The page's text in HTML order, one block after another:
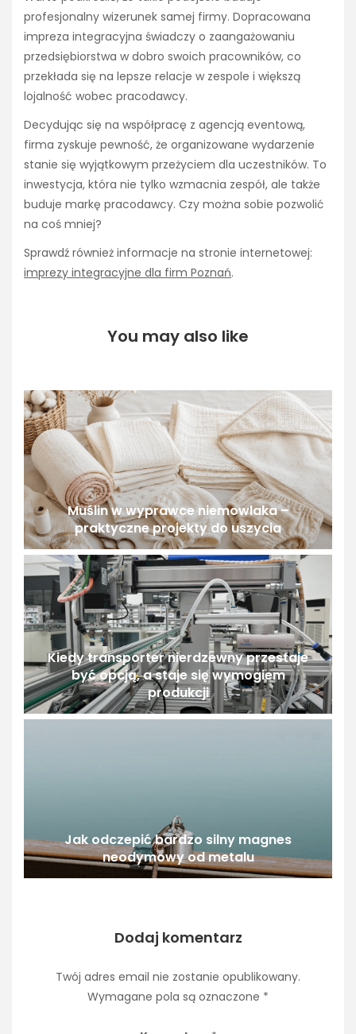
profesjonalny wizerunek samej firmy. Dopracowana
impreza integracyjna świadczy o zaangażowaniu
przedsiębiorstwa w dobro swoich pracowników, co
przekłada się na lepsze relacje w zespole i większą
lojalność wobec pracodawcy.
Decydując się na współpracę z agencją eventową,
firma zyskuje pewność, że organizowane wydarzenie
stanie się wyjątkowym przeżyciem dla uczestników. To
inwestycja, która nie tylko wzmacnia zespół, ale także
buduje markę pracodawcy. Czy można sobie pozwolić
na coś mniej?
Sprawdź również informacje na stronie internetowej:
imprezy integracyjne dla firm Poznań.
You may also like
Muślin w wyprawce niemowlaka –
praktyczne projekty do uszycia
Kiedy transporter nierdzewny przestaje
być opcją, a staje się wymogiem
produkcji
Jak odczepić bardzo silny magnes
neodymowy od metalu
Dodaj komentarz
Twój adres email nie zostanie opublikowany.
Wymagane pola są oznaczone *